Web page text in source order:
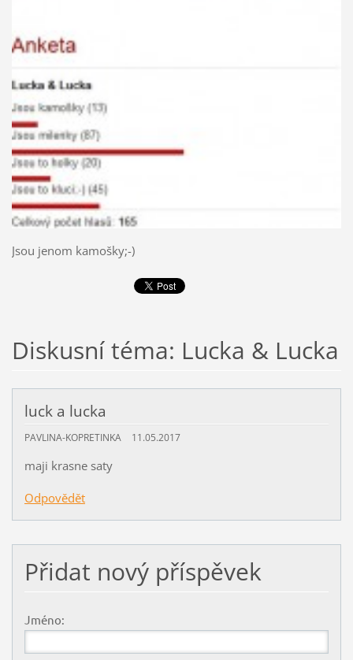
Jsou jenom kamošky;-)
Diskusní téma: Lucka & Lucka
luck a lucka
PAVLINA-KOPRETINKA 11.05.2017
maji krasne saty
Odpovědět
Přidat nový příspěvek
Jméno: